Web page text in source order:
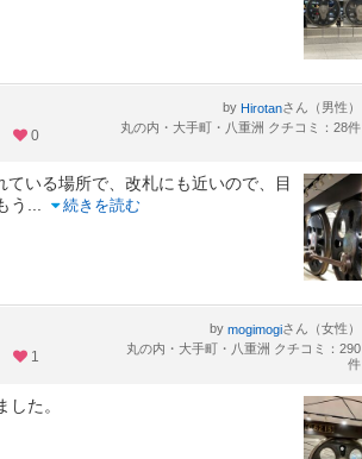
0
by Hirotanさん（男性）
丸の内・大手町・八重洲 クチコミ：28件
いる場所で、改札にも近いので、目
う
続きを読む
1
by mogimogiさん（女性）
丸の内・大手町・八重洲 クチコミ：290
件
た。